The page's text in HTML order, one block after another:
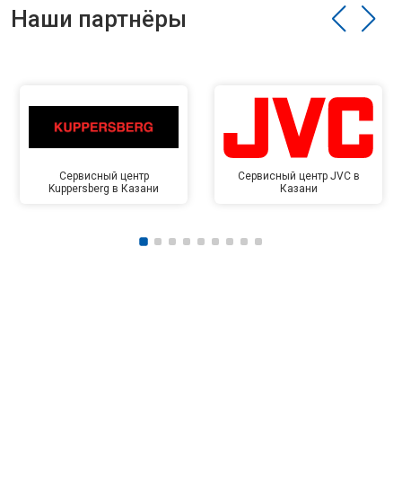
Наши партнёры
Сервисный центр
Kuppersberg в Казани
Сервисный центр JVC в
Казани